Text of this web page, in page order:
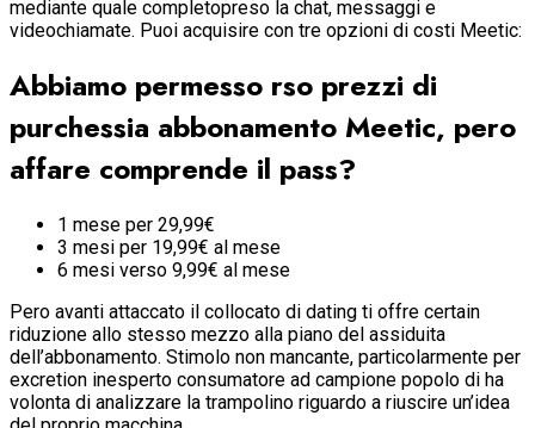
mediante quale completopreso la chat, messaggi e
videochiamate. Puoi acquisire con tre opzioni di costi Meetic:
Abbiamo permesso rso prezzi di
purchessia abbonamento Meetic, pero
affare comprende il pass?
1 mese per 29,99€
3 mesi per 19,99€ al mese
6 mesi verso 9,99€ al mese
Pero avanti attaccato il collocato di dating ti offre certain
riduzione allo stesso mezzo alla piano del assiduita
dell’abbonamento. Stimolo non mancante, particolarmente per
excretion inesperto consumatore ad campione popolo di ha
volonta di analizzare la trampolino riguardo a riuscire un’idea